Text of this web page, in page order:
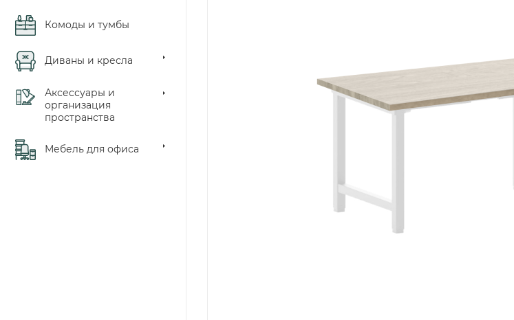
Комоды и тумбы
Диваны и кресла
Аксессуары и
организация
пространства
Мебель для офиса